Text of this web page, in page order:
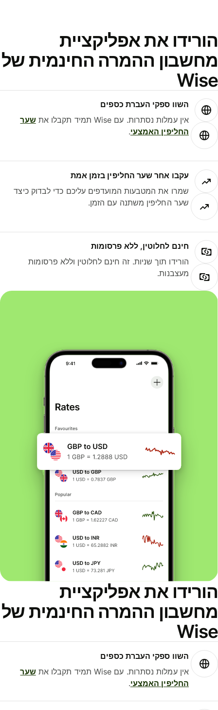
את אפליקציית
ההמרה החינמית של
השוו ספקי העברת כספים
אין עמלות נסתרות. עם Wise תמיד תקבלו את
שער
החליפין האמצעי.
עקבו אחר שער החליפין בזמן אמת
שמרו את המטבעות המועדפים עליכם כדי לבדוק כיצד
שער החליפין משתנה עם הזמן.
חינם לחלוטין, ללא פרסומות
הורידו תוך שניות. זה חינם לחלוטין וללא פרסומות
מעצבנות.
את אפליקציית
ההמרה החינמית של
השוו ספקי העברת כספים
אין עמלות נסתרות. עם Wise תמיד תקבלו את
שער
החליפין האמצעי.